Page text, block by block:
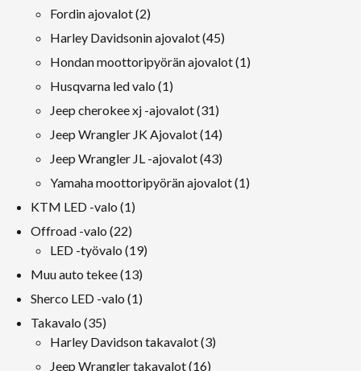
Fordin ajovalot 22
tuotteet
Harley Davidsonin ajovalot 4545
tuotteet
Hondan moottoripyörän ajovalot 11
Husqvarna led valo 11
tuote
Jeep cherokee xj -ajovalot 3131
tuotteet
Jeep Wrangler JK Ajovalot 1414
tuotteet
Jeep Wrangler JL -ajovalot 4343
tuotteet
Yamaha moottoripyörän ajovalot 11
KTM LED -valo 11
tuote
Offroad -valo 2222
tuotteet
LED -työvalo 1919
Muu auto tekee 1313
tuotteet
Sherco LED -valo 11
Takavalo 3535
tuotteet
Harley Davidson takavalot 33
Jeep Wrangler takavalot 1616